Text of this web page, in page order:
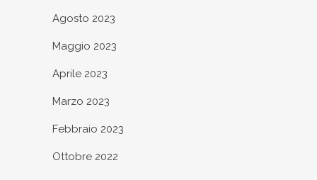
Agosto 2023
Maggio 2023
Aprile 2023
Marzo 2023
Febbraio 2023
Ottobre 2022